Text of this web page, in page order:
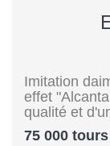
Imitation
effet
qualité et
75 000